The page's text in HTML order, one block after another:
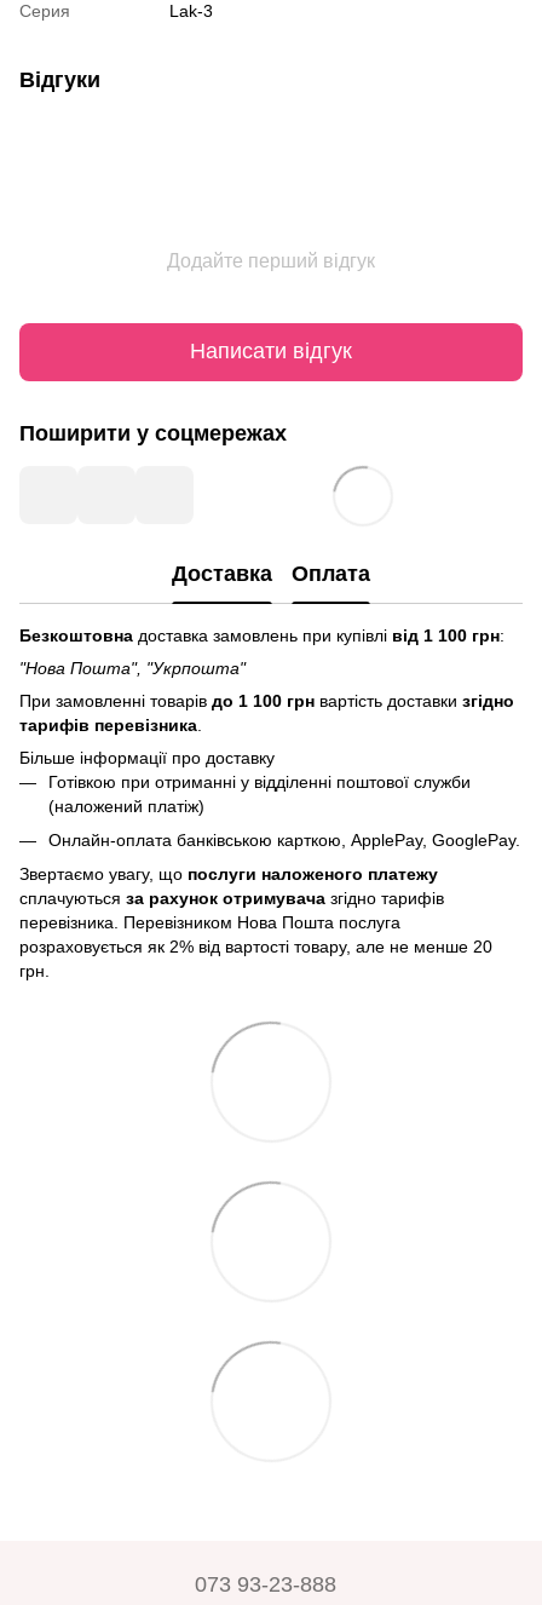
Серия
Lak-3
Відгуки
Додайте перший відгук
Написати відгук
Поширити у соцмережах
Доставка Оплата
Безкоштовна доставка замовлень при купівлі від 1 100 грн:
"Нова Пошта", "Укрпошта"
При замовленні товарів до 1 100 грн вартість доставки згідно
тарифів перевізника
Більше інформації про доставку
Готівкою при отриманні у відділенні поштової служби
(наложений платіж)
Онлайн-оплата банківською карткою, ApplePay, GooglePay.
Звертаємо увагу, що послуги наложеного платежу
сплачуються за рахунок отримувача згідно тарифів
перевізника. Перевізником Нова Пошта послуга
розраховується як 2% від вартості товару, але не менше 20
грн.
073 93-23-888